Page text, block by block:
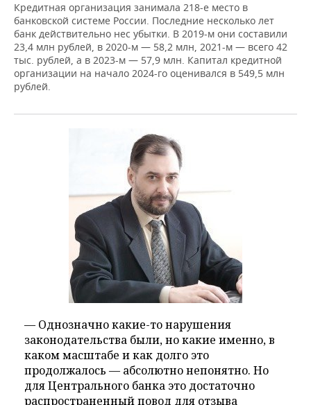
Кредитная организация занимала 218-е место в
банковской системе России. Последние несколько лет
банк действительно нес убытки. В 2019-м они составили
23,4 млн рублей, в 2020-м — 58,2 млн, 2021-м — всего 42
тыс. рублей, а в 2023-м — 57,9 млн. Капитал кредитной
организации на начало 2024-го оценивался в 549,5 млн
рублей.
— Однозначно какие-то нарушения
законодательства были, но какие именно, в
каком масштабе и как долго это
продолжалось — абсолютно непонятно. Но
для Центрального банка это достаточно
распространенный повод для отзыва